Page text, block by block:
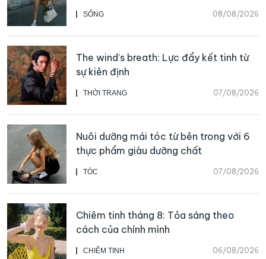
SỐNG 08/08/2026
thể bắt đầu
THỜI TRANG 07/08/2026
The wind’s breath: Lực đẩy kết tinh từ
sự kiên định
TÓC 07/08/2026
Nuôi dưỡng mái tóc từ bên trong với 6
thực phẩm giàu dưỡng chất
CHIÊM TINH 06/08/2026
Chiêm tinh tháng 8: Tỏa sáng theo
cách của chính mình